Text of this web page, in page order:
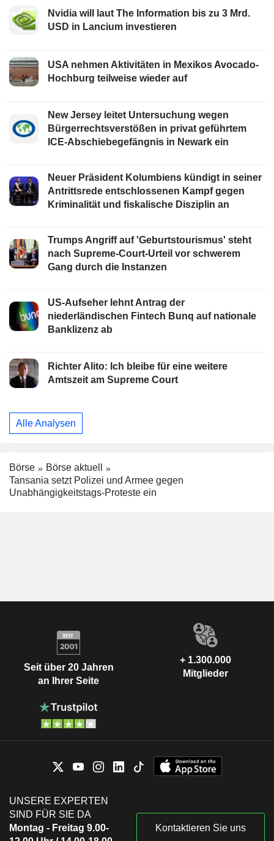
Nvidia will laut The Information bis zu 3 Mrd.
USD in Lancium investieren
USA nehmen Aktivitäten in Mexikos Avocado-
Hochburg teilweise wieder auf
New Jersey leitet Untersuchung wegen
Bürgerrechtsverstößen in privat geführtem
ICE-Abschiebegefängnis in Newark ein
Neuer Präsident Kolumbiens kündigt in seiner
Antrittsrede entschlossenen Kampf gegen
Kriminalität und fiskalische Disziplin an
Trumps Angriff auf 'Geburtstourismus' steht
nach Supreme-Court-Urteil vor schwerem
Gang durch die Instanzen
US-Aufseher lehnt Antrag der
niederländischen Fintech Bunq auf nationale
Banklizenz ab
Richter Alito: Ich bleibe für eine weitere
Amtszeit am Supreme Court
Alle Analysen
Börse
Börse aktuell
Tansania setzt Polizei und Armee gegen
Unabhängigkeitstags-Proteste ein
Seit über 20 Jahren
an Ihrer Seite
+ 1.300.000
Mitglieder
UNSERE EXPERTEN
SIND FÜR SIE DA
Montag - Freitag 9.00-
Kontaktieren Sie uns